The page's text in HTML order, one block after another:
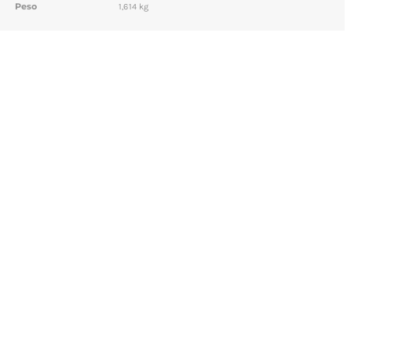
Peso 1,614 kg